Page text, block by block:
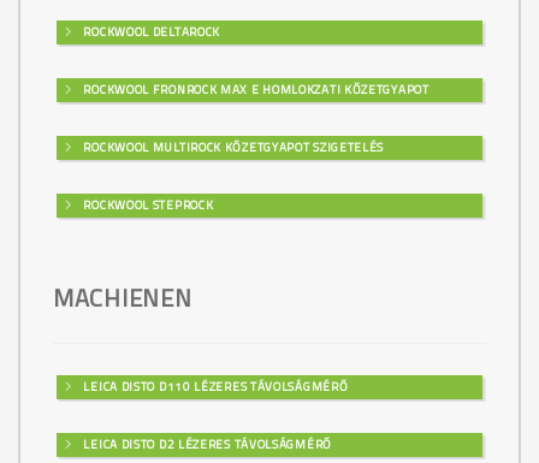
ROCKWOOL DELTAROCK
ROCKWOOL FRONROCK MAX E HOMLOKZATI KŐZETGYAPOT
ROCKWOOL MULTIROCK KŐZETGYAPOT SZIGETELÉS
ROCKWOOL STEPROCK
MACHIENEN
LEICA DISTO D110 LÉZERES TÁVOLSÁGMÉRŐ
LEICA DISTO D2 LÉZERES TÁVOLSÁGMÉRŐ